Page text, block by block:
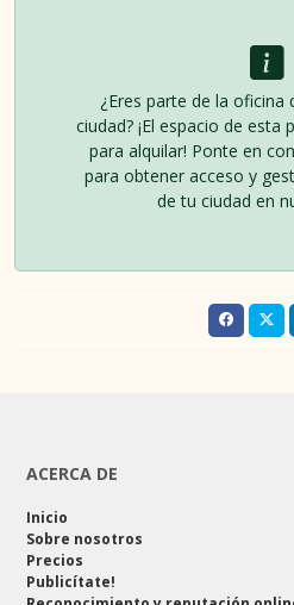
¿Eres parte de la oficina
ciudad? ¡El espacio de esta
para alquilar! Ponte en
para obtener acceso y
de tu ciudad en
ACERCA DE
Inicio
Sobre nosotros
Precios
Publicítate!